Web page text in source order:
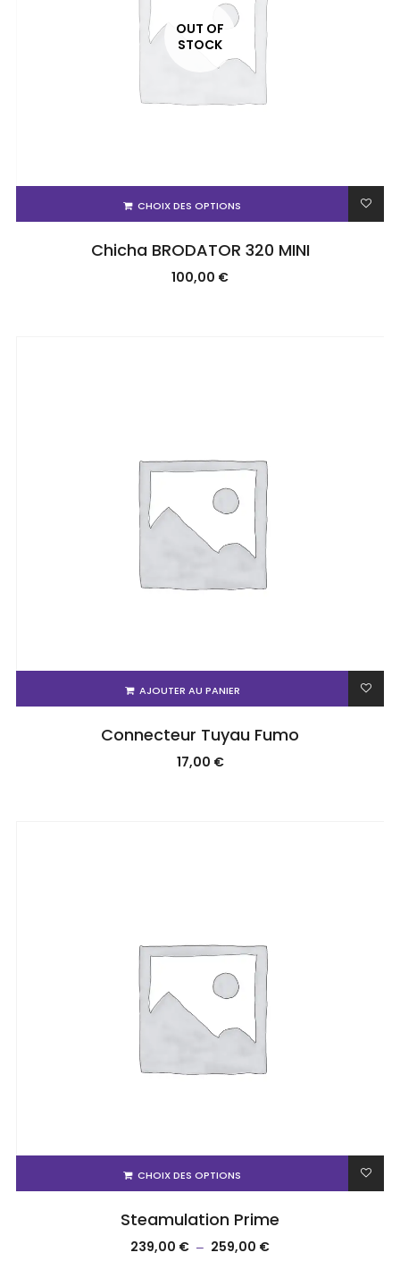
OUT OF
STOCK
CHOIX DES OPTIONS
Chicha BRODATOR 320 MINI
100,00 €
AJOUTER AU PANIER
Connecteur Tuyau Fumo
17,00 €
CHOIX DES OPTIONS
Steamulation Prime
239,00 € – 259,00 €